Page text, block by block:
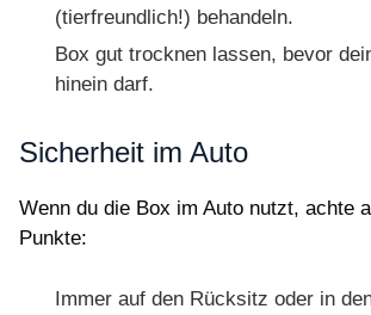
(tierfreundlich!) behandeln.
Box gut trocknen lassen, bevor
hinein darf.
Sicherheit im Auto
Wenn du die Box im Auto nutzt, achte
Punkte:
Immer auf den Rücksitz oder in